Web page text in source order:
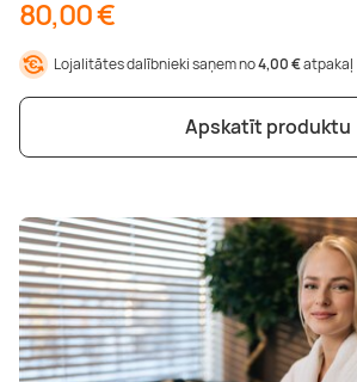
80,00 €
Lojalitātes dalībnieki saņem no4,00 €atpakaļ
Apskatīt produktu